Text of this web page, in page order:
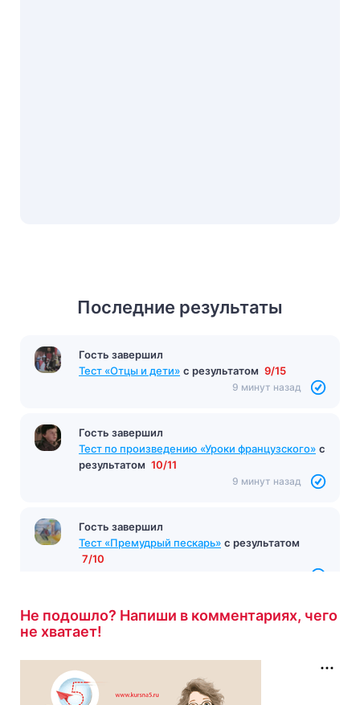
Последние результаты
Гость завершил
Тест по произведению "Господин из Сан-
10/10
Гость завершил
Тест «Отцы и дети»
9 минут назад
Гость завершил
Тест по произведению «Уроки французского»
результатом
Гость завершил
7/10
Не подошло? Напиши в комментариях, чего
не хватает!